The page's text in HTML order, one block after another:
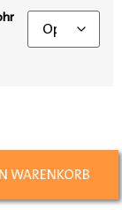
WARENKORB